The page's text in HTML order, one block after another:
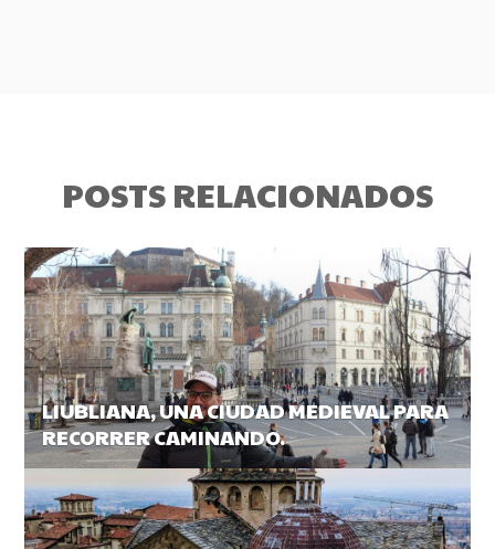
POSTS RELACIONADOS
LIUBLIANA, UNA CIUDAD MEDIEVAL PARA
RECORRER CAMINANDO.